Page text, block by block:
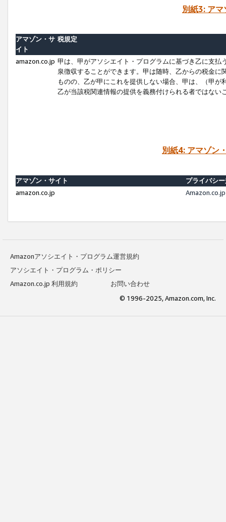
別紙3: ア
アマゾン・サ
イト
税規定
amazon.co.jp 甲は、甲がアソシエイト・プログラムに基づき乙に支
泉徴収することができます。甲は随時、乙からの税金
ものの、乙が甲にこれを提供しない場合、甲は、（甲
乙が当該税関連情報の提供を義務付けられる者ではな
別紙4: アマゾン
アマゾン・サイト
プライバシ
amazon.co.jp
Amazonアソシエイト・プログラム運営規約
アソシエイト・プログラム・ポリシー
Amazon.co.jp 利用規約
お問い合わせ
© 1996-2025, Amazon.com, Inc.